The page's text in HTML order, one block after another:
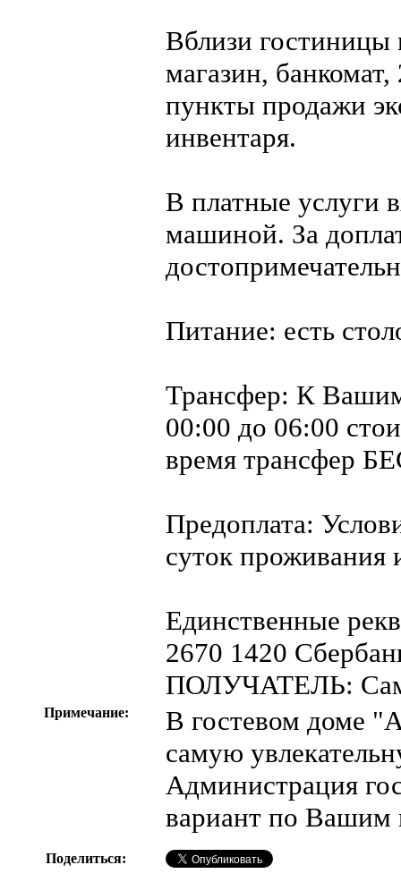
Вблизи гостиницы
магазин,
пункты продажи
инвентаря.
В платные услуги
машиной. За
Питание: есть
Трансфер: К
00:00 до 06:00
время трансфер
Предоплата:
суток проживания
Единственные
2670 1420
ПОЛУЧАТЕЛЬ:
Примечание:
В гостевом доме
самую
Администрация
вариант по Вашим
Поделиться: